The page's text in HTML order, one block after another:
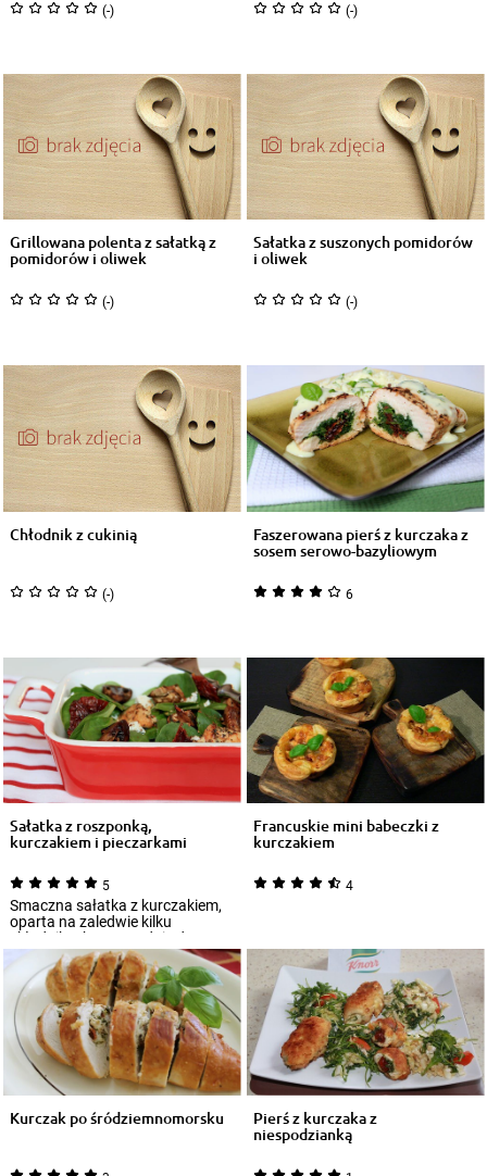
(-) (-)
Grillowana polenta z sałatką z
pomidorów i oliwek
(-)
Sałatka z suszonych pomidorów
i oliwek
(-)
Chłodnik z cukinią
(-)
Faszerowana pierś z kurczaka z
sosem serowo-bazyliowym
6
Sałatka z roszponką,
kurczakiem i pieczarkami
5
Smaczna sałatka z kurczakiem,
oparta na zaledwie kilku
składnikach, przypadnie do
gustu osobom lu...
Francuskie mini babeczki z
kurczakiem
4
Kurczak po śródziemnomorsku Pierś z kurczaka z
niespodzianką